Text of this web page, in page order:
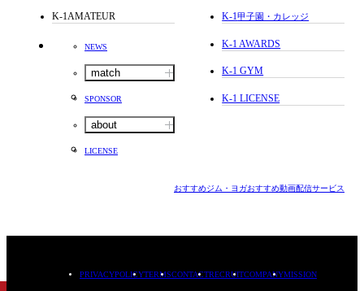
K-1AMATEUR
NEWS
match
SPONSOR
about
LICENSE
K-1甲子園・カレッジ
K-1 AWARDS
K-1 GYM
K-1 LICENSE
おすすめジム・ヨガおすすめ動画配信サービス
PRIVACYPOLICYTERMSCONTACTRECRUITCOMPANYMISSION